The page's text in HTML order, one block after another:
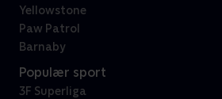
Yellowstone
Paw Patrol
Barnaby
Populær sport
3F Superliga